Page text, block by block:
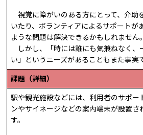
視覚に障がいのある方にとって、介助
いたり、ボランティアによるサポートが
ような問題は解決できるかもしれません。
しかし、「時には誰にも気兼ねなく、
い」というニーズがあることもまた事実
課題（詳細）
駅や観光施設などには、利用者のサポー
ンやサイネージなどの案内端末が設置さ
す。